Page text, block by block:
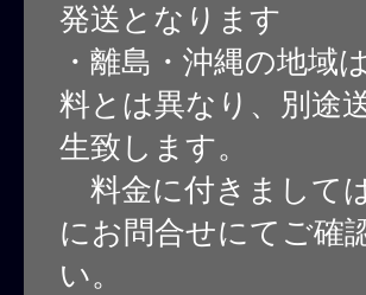
発送となります
・離島・沖縄の地域
料とは異なり、別途
生致します。
料金に付きまして
にお問合せにてご確
い。